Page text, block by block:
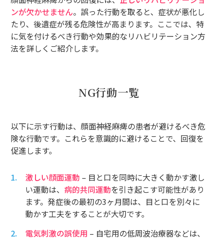
ンが欠かせません。誤った行動を取ると、症状が悪化し
たり、後遺症が残る危険性が高まります。ここでは、特
に気を付けるべき行動や効果的なリハビリテーション方
法を詳しくご紹介します。
NG行動一覧
以下に示す行動は、顔面神経麻痺の患者が避けるべき危
険な行動です。これらを意識的に避けることで、回復を
促進します。
激しい顔面運動 – 目と口を同時に大きく動かす激し
い運動は、病的共同運動を引き起こす可能性があり
ます。発症後の最初の3ヶ月間は、目と口を別々に
動かす工夫をすることが大切です。
電気刺激の誤使用 – 自宅用の低周波治療器などは、